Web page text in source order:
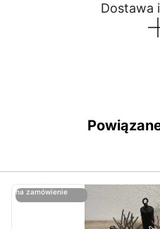
Dostawa
na zamówienie
ostatnie sztuki